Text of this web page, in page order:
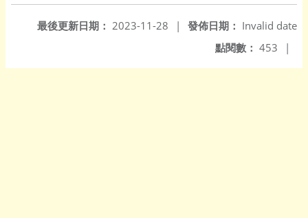
發佈日期： Invalid date
最後更新日期： 2023-11-28
|
點閱數： 453 |